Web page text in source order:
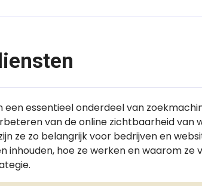
een essentieel onderdeel van
van de online zichtbaarheid van
ze zo belangrijk voor bedrijven en
inhouden, hoe ze werken en waarom